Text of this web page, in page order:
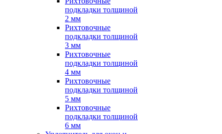
подкладки толщиной
2 мм
Рихтовочные
подкладки толщиной
3 мм
Рихтовочные
подкладки толщиной
4 мм
Рихтовочные
подкладки толщиной
5 мм
Рихтовочные
подкладки толщиной
6 мм